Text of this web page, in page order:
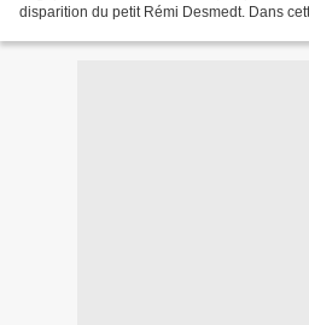
disparition du petit Rémi Desmedt. Dans